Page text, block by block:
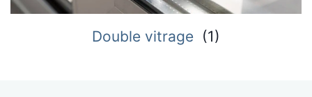
Double vitrage (1)